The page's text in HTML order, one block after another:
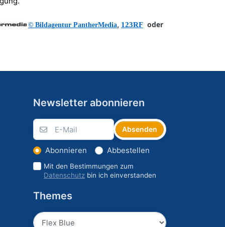
© Bildagentur PantherMedia, 123RFoder
Newsletter abonnieren
Absenden
Abonnieren Abbestellen
Mit den Bestimmungen zum
Datenschutz bin ich einverstanden
Themes